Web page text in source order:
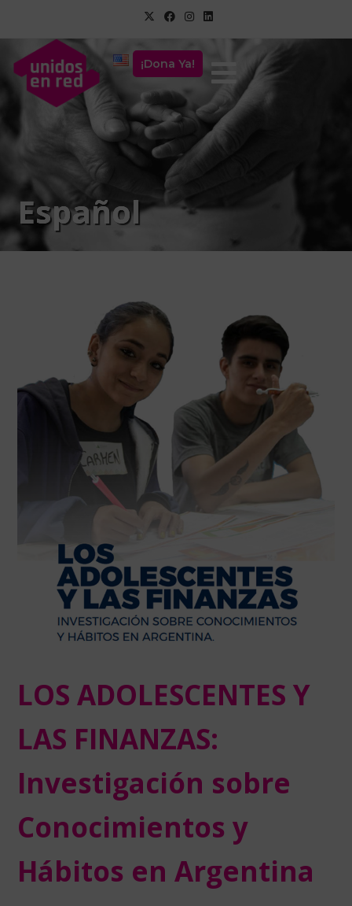
¡Dona Ya!
Español
LOS ADOLESCENTES Y
LAS FINANZAS:
Investigación sobre
Conocimientos y
Hábitos en Argentina